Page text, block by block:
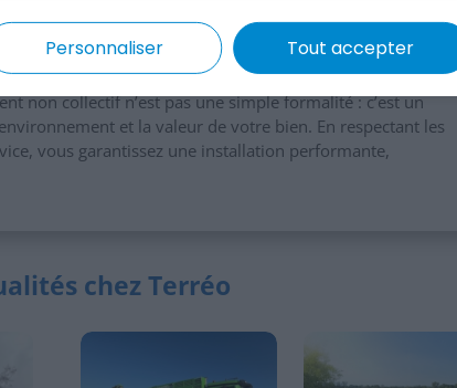
Personnaliser Tout accepter
de A à Z : diagnostic, choix technique, dossier SPANC,
assainissement individuel nous permet de proposer
non collectif n’est pas une simple formalité : c’est un
et la valeur de votre bien. En respectant les
vous garantissez une installation performante,
chez Terréo